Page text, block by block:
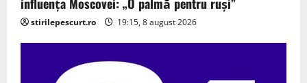
i
o
influența Moscovei: „O palmă pentru ruși”
stirilepescurt.ro 19:15, 8 august 2026